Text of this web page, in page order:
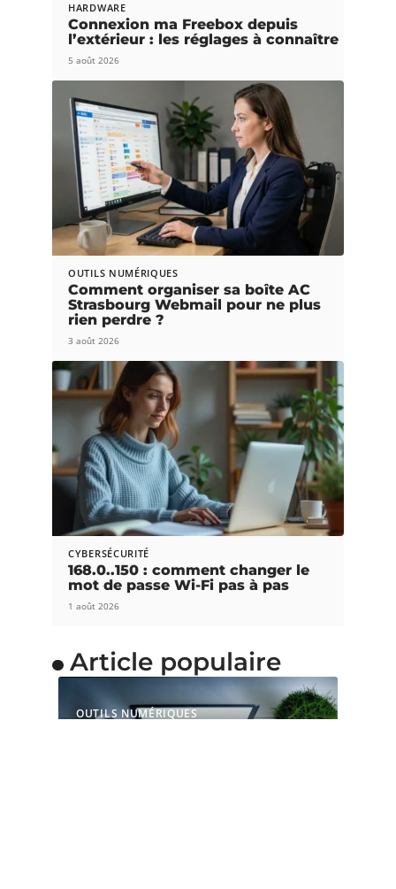
HARDWARE
Connexion ma Freebox depuis
l’extérieur : les réglages à connaître
5 août 2026
OUTILS NUMÉRIQUES
Comment organiser sa boîte AC
Strasbourg Webmail pour ne plus
rien perdre ?
3 août 2026
CYBERSÉCURITÉ
168.0..150 : comment changer le
mot de passe Wi-Fi pas à pas
1 août 2026
Article populaire
OUTILS NUMÉRIQUES